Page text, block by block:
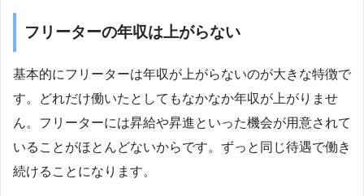
フリーターの年収は上がらない
基本的にフリーターは年収が上がらないのが大きな特徴で
す。どれだけ働いたとしてもなかなか年収が上がりませ
ん。フリーターには昇給や昇進といった機会が用意されて
いることがほとんどないからです。ずっと同じ待遇で働き
続けることになります。